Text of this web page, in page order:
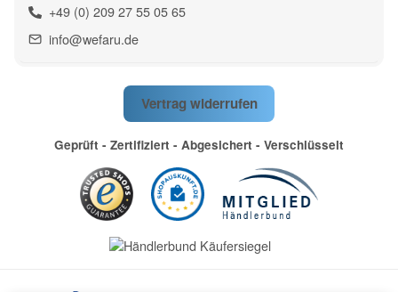
+49 (0) 209 27 55 05 65
info@wefaru.de
Vertrag widerrufen
Geprüft - Zertifiziert - Abgesichert - Verschlüsselt